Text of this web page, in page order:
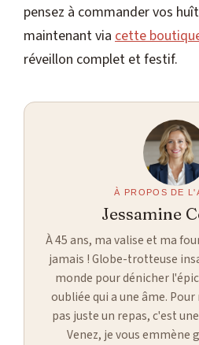
pensez à commander vos
maintenant via cette
réveillon complet et festif.
À PROPOS DE
Jessamine
À 45 ans, ma valise et ma
jamais ! Globe-trotteuse
monde pour dénicher
oubliée qui a une âme.
pas juste un repas, c'est
Venez, je vous emmène